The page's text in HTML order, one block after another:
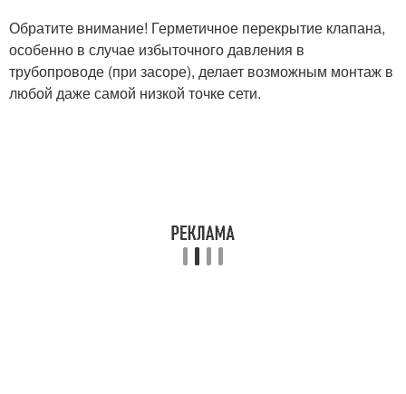
Обратите внимание! Герметичное перекрытие клапана,
особенно в случае избыточного давления в
трубопроводе (при засоре), делает возможным монтаж в
любой даже самой низкой точке сети.